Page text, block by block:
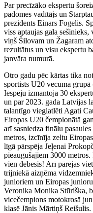
Par precīzāko ekspertu
padomes vadītājs un
prezidents Einars Fogelis.
viss aptaujas gala
viņš Šilovam un Žagaram
rezultātus un visu ekspertu
janvāra numurā.
Otro gadu pēc kārtas tika
sportists U20 vecuma
Iespēju izmantoja 30
un par 2023. gada Latvijas
talantīgo vieglatlēti Agati
Eiropas U20 čempionātā
arī sasniedza finālu
metros, izcīnīja zeltu
līgā pārspēja Jeļenai
pieaugušajiem 3000
vien debesis! Arī pārējās
trijniekā aizņēma
junioriem un Eiropas
Veronika Monika Stūriška,
vicečempions motokrosā
klasē Jānis Mārtiņš Reišulis.